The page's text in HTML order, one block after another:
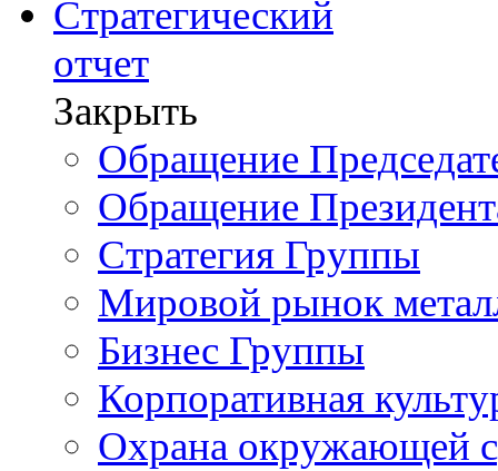
Стратегический
отчет
Закрыть
Обращение
Обращение
Стратегия Группы
Мировой рынок
Бизнес Группы
Корпоративная
Охрана окружающей